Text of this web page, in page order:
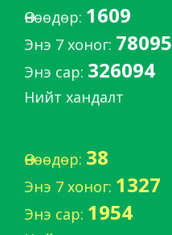
Өнөөдөр: 1609
Энэ 7 хоног: 78095
Энэ сар: 326094
Нийт хандалт
Өнөөдөр: 38
Энэ 7 хоног: 1327
Энэ сар: 1954